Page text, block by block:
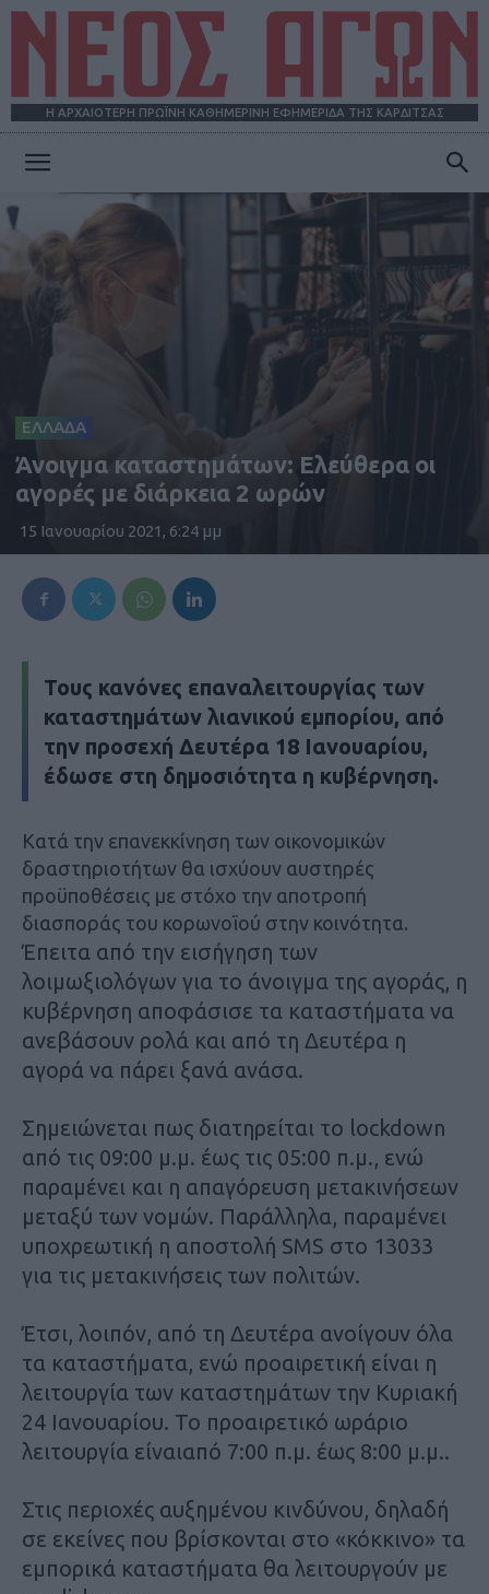
Η ΑΡΧΑΙΟΤΕΡΗ ΠΡΩΪΝΗ ΚΑΘΗΜΕΡΙΝΗ ΕΦΗΜΕΡΙΔΑ ΤΗΣ ΚΑΡΔΙΤΣΑΣ
ΑΓΩΝ
ΕΛΛΑΔΑ
Άνοιγμα καταστημάτων: Ελεύθερα οι
αγορές με διάρκεια 2 ωρών
15 Ιανουαρίου 2021, 6:24 μμ
Τους κανόνες επαναλειτουργίας των
καταστημάτων λιανικού εμπορίου, από
την προσεχή Δευτέρα 18 Ιανουαρίου,
έδωσε στη δημοσιότητα η κυβέρνηση.
Κατά την επανεκκίνηση των οικονομικών
δραστηριοτήτων θα ισχύουν αυστηρές
προϋποθέσεις με στόχο την αποτροπή
διασποράς του κορωνοϊού στην κοινότητα.
Έπειτα από την εισήγηση των
λοιμωξιολόγων για το άνοιγμα της αγοράς, η
κυβέρνηση αποφάσισε τα καταστήματα να
ανεβάσουν ρολά και από τη Δευτέρα η
αγορά να πάρει ξανά ανάσα.
Σημειώνεται πως διατηρείται το lockdown
από τις 09:00 μ.μ. έως τις 05:00 π.μ., ενώ
παραμένει και η απαγόρευση μετακινήσεων
μεταξύ των νομών. Παράλληλα, παραμένει
υποχρεωτική η αποστολή SMS στο 13033
για τις μετακινήσεις των πολιτών.
Έτσι, λοιπόν, από τη Δευτέρα ανοίγουν όλα
τα καταστήματα, ενώ προαιρετική είναι η
λειτουργία των καταστημάτων την Κυριακή
24 Ιανουαρίου. Το προαιρετικό ωράριο
λειτουργία είναιαπό 7:00 π.μ. έως 8:00 μ.μ..
Στις περιοχές αυξημένου κινδύνου, δηλαδή
σε εκείνες που βρίσκονται στο «κόκκινο» τα
εμπορικά καταστήματα θα λειτουργούν με